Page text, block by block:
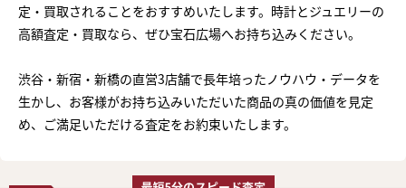
定・買取されることをおすすめいたします。時計とジュエリーの
高額査定・買取なら、ぜひ宝石広場へお持ち込みください。
渋谷・新宿・新橋の直営3店舗で長年培ったノウハウ・データを
生かし、お客様がお持ち込みいただいた商品の真の価値を見定
め、ご満足いただける査定をお約束いたします。